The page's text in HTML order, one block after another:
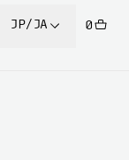
JP/JA 0